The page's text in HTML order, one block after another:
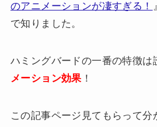
のアニメーションが凄すぎる！
で知りました。
ハミングバードの一番の特徴は
メーション効果！
この記事ページ見てもらって分